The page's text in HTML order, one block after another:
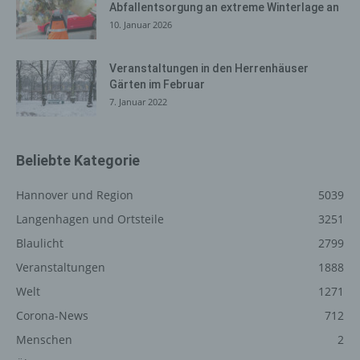
Abfallentsorgung an extreme Winterlage an
10. Januar 2026
Veranstaltungen in den Herrenhäuser
Gärten im Februar
7. Januar 2022
Beliebte Kategorie
Hannover und Region
5039
Langenhagen und Ortsteile
3251
Blaulicht
2799
Veranstaltungen
1888
Welt
1271
Corona-News
712
Menschen
2
Registrierung auf unserer
Internetseite
Die betroffene Person hat die Möglichkeit, sich auf der
Internetseite des für die Verarbeitung Verantwortlichen
unter Angabe von personenbezogenen Daten zu
an den für die Verarbeitung Verantwortlichen übermittelt
die für die Registrierung verwendet wird. Die von der
Daten werden ausschließlich für die interne Verwendung
bei dem für die Verarbeitung Verantwortlichen und für
eigene Zwecke erhoben und gespeichert. Der für die
einen oder mehrere Auftragsverarbeiter, beispielsweise
einen Paketdienstleister, veranlassen, der die
personenbezogenen Daten ebenfalls ausschließlich für